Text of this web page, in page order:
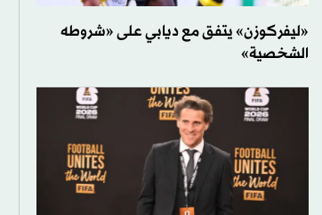
«ليفركوزن» يتفق مع ديابي على «شروطه
الشخصية»